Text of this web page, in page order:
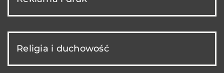
Religia i duchowość